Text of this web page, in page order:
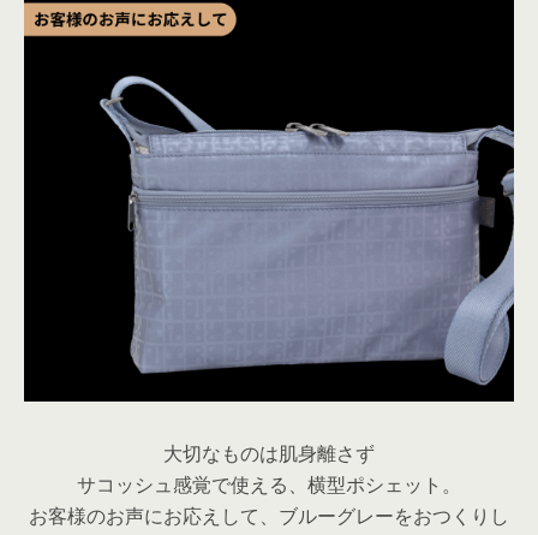
大切なものは肌身離さず
サコッシュ感覚で使える、横型ポシェット。
お客様のお声にお応えして、ブルーグレーをおつくりし